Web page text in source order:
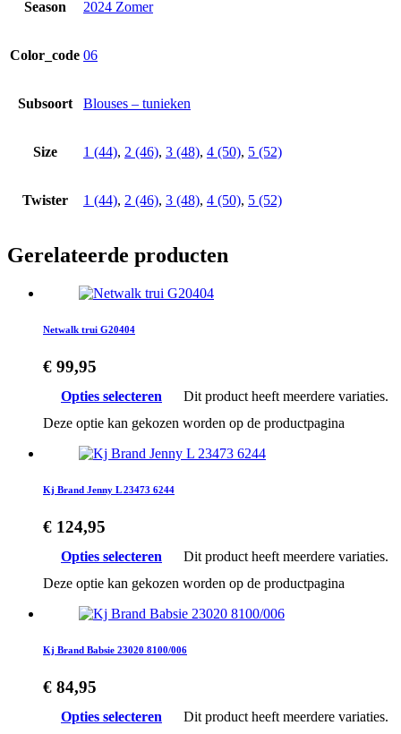
Season 2024 Zomer
Color_code 06
Subsoort Blouses – tunieken
Size 1 (44), 2 (46), 3 (48), 4 (50), 5 (52)
Twister 1 (44), 2 (46), 3 (48), 4 (50), 5 (52)
Gerelateerde producten
Netwalk trui G20404
€ 99,95
Opties selecteren
Dit product heeft meerdere variaties.
Deze optie kan gekozen worden op de productpagina
Kj Brand Jenny L 23473 6244
€ 124,95
Opties selecteren
Dit product heeft meerdere variaties.
Deze optie kan gekozen worden op de productpagina
Kj Brand Babsie 23020 8100/006
€ 84,95
Opties selecteren
Dit product heeft meerdere variaties.